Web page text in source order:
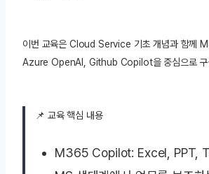
이번 교육은 Cloud Service 기초 개념과 함께
Azure OpenAI, Github Copilot을 중심으로 구
📌 교육 핵심 내용
M365 Copilot: Excel, PPT,